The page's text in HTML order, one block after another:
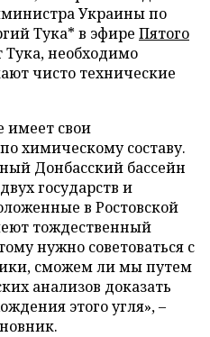
Украины по
Тука* в эфире Пятого
Тука, необходимо
чисто технические
имеет свои
химическому составу.
Донбасский бассейн
государств и
в Ростовской
тождественный
нужно советоваться с
сможем ли мы путем
анализов доказать
этого угля», –